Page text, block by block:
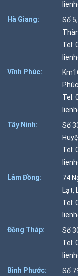
Hà Giang:
Số
Tel:
Vĩnh Phúc:
Phúc
Tel:
Tây Ninh:
Số
Tel:
Lâm Đồng:
74
Lạt,
Tel:
Đồng Tháp:
Số
Tel:
Bình Phước:
Số